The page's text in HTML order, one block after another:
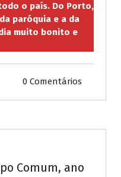
o país. Do Porto,
paróquia e a da
muito bonito e
0 Comentários
Comum, ano